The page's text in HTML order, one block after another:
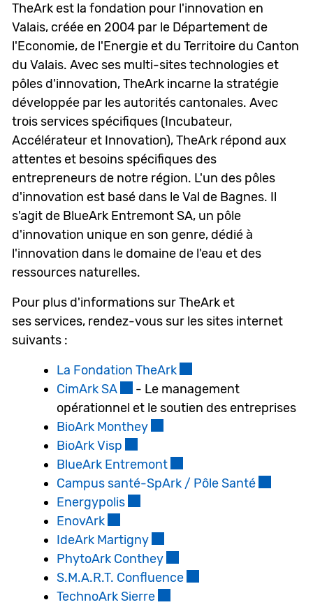
TheArk est la fondation pour l'innovation en
Valais, créée en 2004 par le Département de
l'Economie, de l'Energie et du Territoire du Canton
du Valais. Avec ses multi-sites technologies et
pôles d'innovation, TheArk incarne la stratégie
développée par les autorités cantonales. Avec
trois services spécifiques (Incubateur,
Accélérateur et Innovation), TheArk répond aux
attentes et besoins spécifiques des
entrepreneurs de notre région. L'un des pôles
d'innovation est basé dans le Val de Bagnes. Il
s'agit de BlueArk Entremont SA, un pôle
d'innovation unique en son genre, dédié à
l'innovation dans le domaine de l'eau et des
ressources naturelles.
Pour plus d'informations sur TheArk et
ses services, rendez-vous sur les sites internet
suivants :
La Fondation TheArk
CimArk SA Ce lien externe va ouvrir une
- Le management
opérationnel et le soutien des entreprises
BioArk Monthey
BioArk Visp
BlueArk Entremont
Campus santé-SpArk / Pôle Santé
Energypolis
EnovArk
IdeArk Martigny
PhytoArk Conthey
S.M.A.R.T. Confluence
TechnoArk Sierre